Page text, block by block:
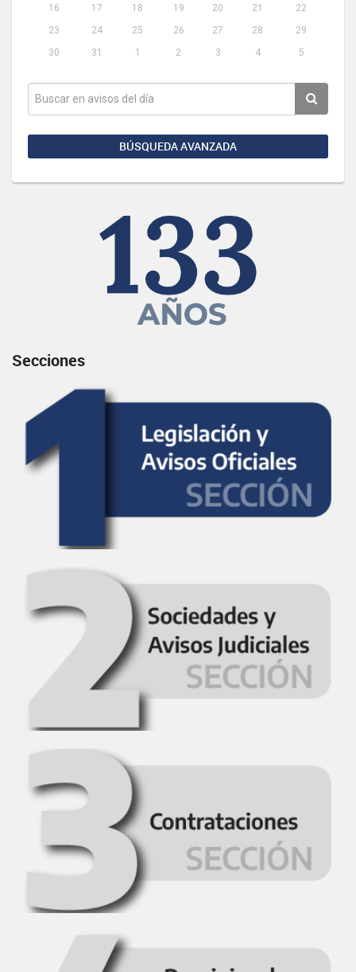
16
17 18 19 20 21
22
23
24 25 26 27 28
29
30
31 1 2 3 4 5
BÚSQUEDA AVANZADA
Secciones